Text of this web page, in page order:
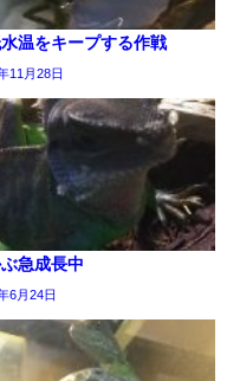
温をキープする作戦
11月28日
急成長中
6月24日